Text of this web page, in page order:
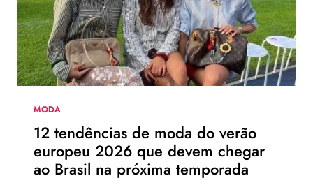
MODA
12 tendências de moda do verão
europeu 2026 que devem chegar
ao Brasil na próxima temporada